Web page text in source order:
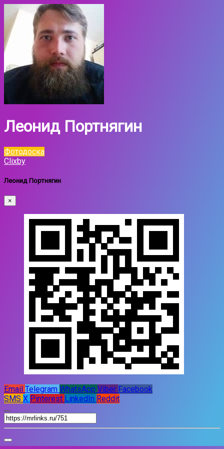
Леонид Портнягин
Фотодоска
Clixby
Леонид Портнягин
×
Email Telegram WhatsApp Viber Facebook
SMS X Pinterest LinkedIn Reddit